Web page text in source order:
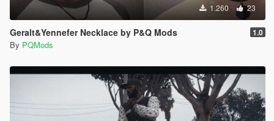
1.260 23
Geralt&Yennefer Necklace by P&Q Mods 1.0
By PQMods